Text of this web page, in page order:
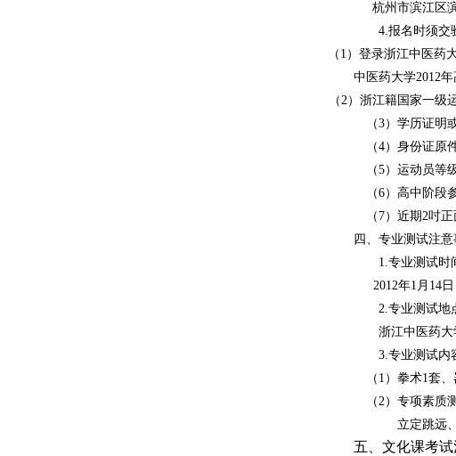
杭州市滨江区
4.报名时须交
（1）登录浙江中医药
中医药大学2012年
（2）浙江籍国家一级
（3）学历证明
（4）身份证原
（5）运动员等
（6）高中阶段
（7）近期2吋正
四、专业测试注意
1.专业测试时
2012年1月14
2.专业测试地
浙江中医药大
3.专业测试内
（1）拳术1套、
（2）专项素质
立定跳远
五、文化课考